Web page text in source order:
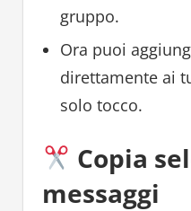
gruppo.
Ora puoi
direttamente ai
solo tocco.
Copia
messaggi